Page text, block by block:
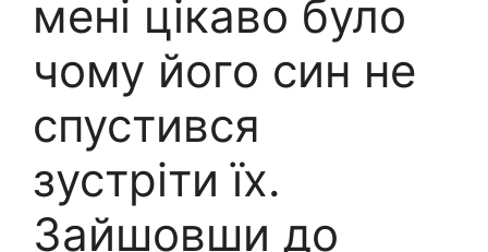
мені цікаво було
чому його син не
спустився
зустріти їх.
Зайшовши до